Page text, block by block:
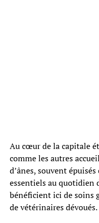
Au cœur de la capitale
comme les autres
d’ânes, souvent
essentiels au quotidien
bénéficient ici de soins
de vétérinaires dévoués.